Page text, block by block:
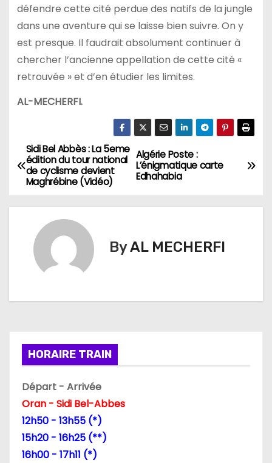
défendre cette cité perdue des natifs de la jungle
dans une aventure qui se laisse bien suivre. On y
est presque. Il faudrait absolument continuer à
chercher l’ancienne appellation de cette cité «
retrouvée » et d’en étudier les limites.
AL-MECHERFI.
N
a
v
o
n
d
e
Algérie Poste :
L’énigmatique carte
Edhahabia
Sidi Bel Abbès : La 5eme
édition du tour national
de cyclisme devient
Maghrébine (Vidéo)
ByAL MECHERFI
HORAIRE TRAIN
Départ - Arrivée
Oran - Sidi Bel-Abbes
12h50 - 13h55 (*)
15h20 - 16h25 (**)
16h00 - 17h11 (*)